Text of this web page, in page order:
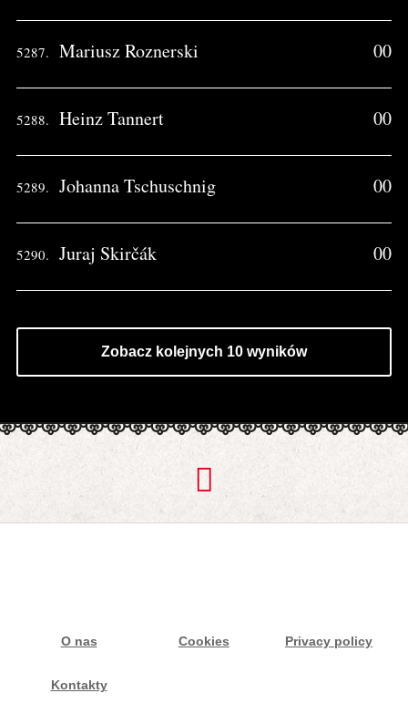
5287. Mariusz Roznerski 00
5288. Heinz Tannert 00
5289. Johanna Tschuschnig 00
5290. Juraj Skirčák 00
Zobacz kolejnych 10 wyników
O nas Cookies Privacy policy
Kontakty